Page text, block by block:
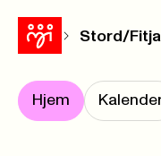
Stord/
Hjem